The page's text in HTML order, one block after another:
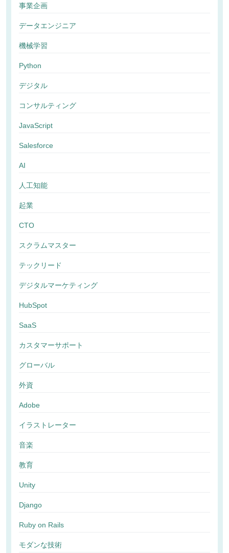
事業企画
データエンジニア
機械学習
Python
デジタル
コンサルティング
JavaScript
Salesforce
AI
人工知能
起業
CTO
スクラムマスター
テックリード
デジタルマーケティング
HubSpot
SaaS
カスタマーサポート
グローバル
外資
Adobe
イラストレーター
音楽
教育
Unity
Django
Ruby on Rails
モダンな技術